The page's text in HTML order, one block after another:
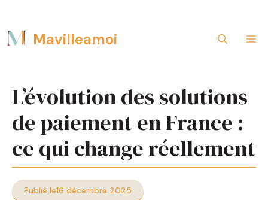
au
Mavilleamoi
L’évolution des solutions
de paiement en France :
ce qui change réellement
Publié le16 décembre 2025